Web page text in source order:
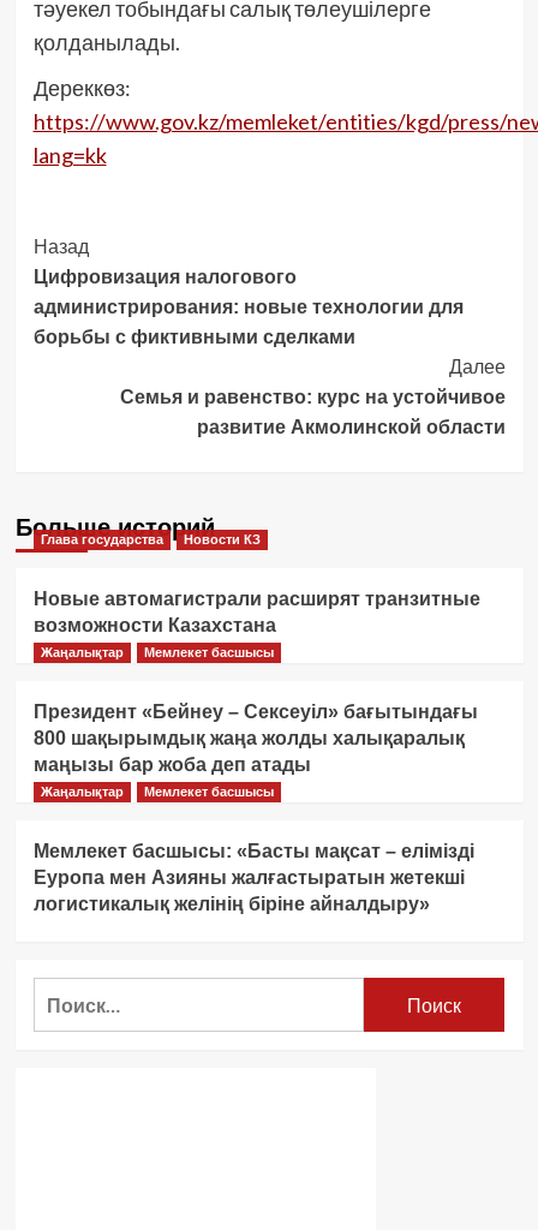
тәуекел тобындағы салық төлеушілерге
қолданылады.
Дереккөз:
https://www.gov.kz/memleket/entities/kgd/press/
lang=kk
Post
Navigation
Назад
Цифровизация налогового
администрирования: новые технологии для
борьбы с фиктивными сделками
Далее
Семья и равенство: курс на устойчивое
развитие Акмолинской области
Больше историй
Глава государства Новости КЗ
Новые автомагистрали расширят транзитные
возможности Казахстана
Жаңалықтар Мемлекет басшысы
Президент «Бейнеу – Сексеуіл» бағытындағы
800 шақырымдық жаңа жолды халықаралық
маңызы бар жоба деп атады
Жаңалықтар Мемлекет басшысы
Мемлекет басшысы: «Басты мақсат – елімізді
Еуропа мен Азияны жалғастыратын жетекші
логистикалық желінің біріне айналдыру»